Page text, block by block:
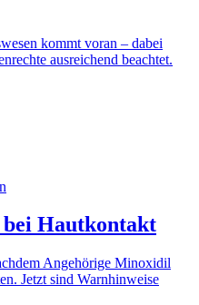
kommt voran – dabei
ausreichend beachtet.
Hautkontakt
Angehörige Minoxidil
Jetzt sind Warnhinweise